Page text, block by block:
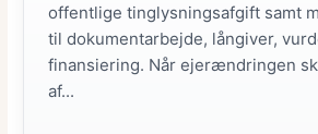
offentlige tinglysningsafgift samt
til dokumentarbejde, långiver,
finansiering. Når ejerændringen
af...